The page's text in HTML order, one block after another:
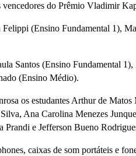
do Prêmio Vladimir
(Ensino Fundamental 1),
Santos (Ensino Fundamental
(Ensino Médio).
os estudantes Arthur de
Ana Carolina Menezes
e Jefferson Bueno
caixas de som portáteis e